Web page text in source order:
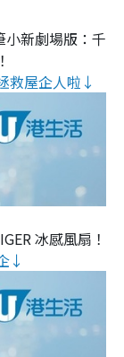
小新劇場版：千
救屋企人啦↓
冰感風扇！
↓